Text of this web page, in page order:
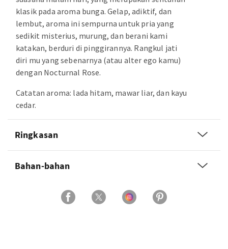
klasik pada aroma bunga. Gelap, adiktif, dan
lembut, aroma ini sempurna untuk pria yang
sedikit misterius, murung, dan berani kami
katakan, berduri di pinggirannya. Rangkul jati
diri mu yang sebenarnya (atau alter ego kamu)
dengan Nocturnal Rose.
Catatan aroma: lada hitam, mawar liar, dan kayu
cedar.
Ringkasan
Bahan-bahan